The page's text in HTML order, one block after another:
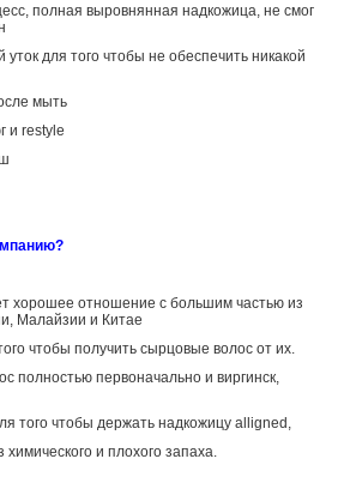
полная выровнянная надкожица, не смог
для того чтобы не обеспечить никакой
мыть
и restyle
хорошее отношение с большим частью из
Малайзии и Китае
чтобы получить сырцовые волос от их.
полностью первоначально и виргинск,
того чтобы держать надкожицу alligned,
и плохого запаха.